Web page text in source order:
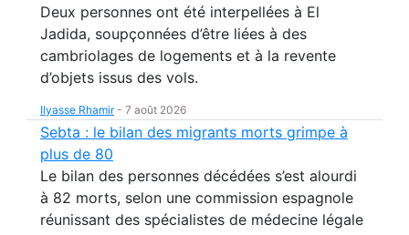
Deux personnes ont été interpellées à El
Jadida, soupçonnées d’être liées à des
cambriolages de logements et à la revente
d’objets issus des vols.
Ilyasse Rhamir- 7 août 2026
Sebta : le bilan des migrants morts grimpe à
plus de 80
Le bilan des personnes décédées s’est alourdi
à 82 morts, selon une commission espagnole
réunissant des spécialistes de médecine légale